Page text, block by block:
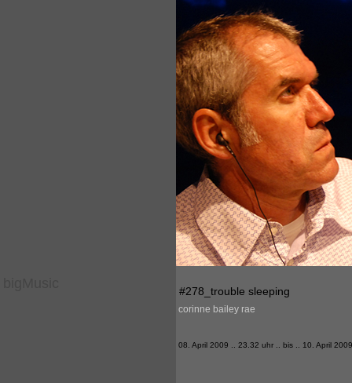
#278_trouble sleeping
corinne bailey rae
08. April 2009 .. 23.32 uhr .. bis .. 10. April